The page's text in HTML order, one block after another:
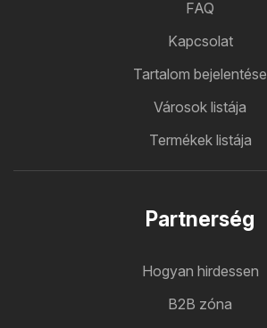
FAQ
Kapcsolat
Tartalom bejelentése
Városok listája
Termékek listája
Partnerség
Hogyan hirdessen
B2B zóna